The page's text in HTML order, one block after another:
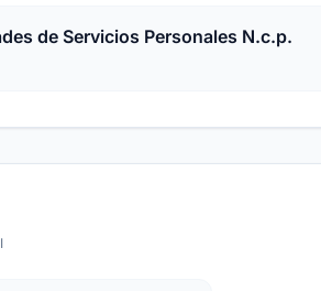
de Servicios Personales N.c.p.